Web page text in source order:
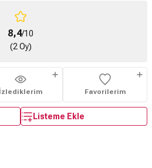
8,4/10
(2 Oy)
İzlediklerim Favorilerim
Listeme Ekle